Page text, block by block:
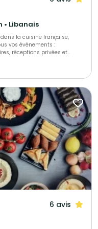
• Libanais
la cuisine française,
vos événements :
réceptions privées et
montées, boissons ainsi
6 avis